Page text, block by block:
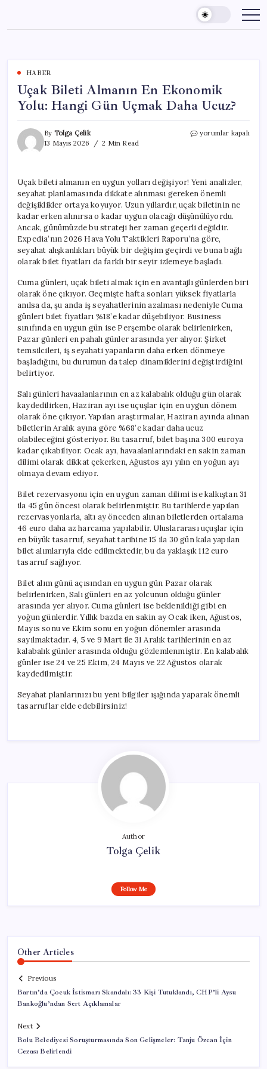
content
HABER
Uçak Bileti Almanın En Ekonomik
Yolu: Hangi Gün Uçmak Daha Ucuz?
By Tolga Çelik
13 Mayıs 2026
2 Min Read
Uçak
Yolu:
Hangi
Gün
Uçmak
Daha
Ucuz?
için
yorumlar kapalı
Uçak bileti almanın en uygun yolları değişiyor! Yeni analizler,
seyahat planlamasında dikkate alınması gereken önemli
değişiklikler ortaya koyuyor. Uzun yıllardır, uçak biletinin ne
kadar erken alınırsa o kadar uygun olacağı düşünülüyordu.
Ancak, günümüzde bu strateji her zaman geçerli değildir.
Expedia’nın 2026 Hava Yolu Taktikleri Raporu’na göre,
seyahat alışkanlıkları büyük bir değişim geçirdi ve buna bağlı
olarak bilet fiyatları da farklı bir seyir izlemeye başladı.
Cuma günleri, uçak bileti almak için en avantajlı günlerden biri
olarak öne çıkıyor. Geçmişte hafta sonları yüksek fiyatlarla
anılsa da, şu anda iş seyahatlerinin azalması nedeniyle Cuma
günleri bilet fiyatları %18’e kadar düşebiliyor. Business
sınıfında en uygun gün ise Perşembe olarak belirlenirken,
Pazar günleri en pahalı günler arasında yer alıyor. Şirket
temsilcileri, iş seyahati yapanların daha erken dönmeye
başladığını, bu durumun da talep dinamiklerini değiştirdiğini
belirtiyor.
Salı günleri havaalanlarının en az kalabalık olduğu gün olarak
kaydedilirken, Haziran ayı ise uçuşlar için en uygun dönem
olarak öne çıkıyor. Yapılan araştırmalar, Haziran ayında alınan
biletlerin Aralık ayına göre %68’e kadar daha ucuz
olabileceğini gösteriyor. Bu tasarruf, bilet başına 300 euroya
kadar çıkabiliyor. Ocak ayı, havaalanlarındaki en sakin zaman
dilimi olarak dikkat çekerken, Ağustos ayı yılın en yoğun ayı
olmaya devam ediyor.
Bilet rezervasyonu için en uygun zaman dilimi ise kalkıştan 31
ila 45 gün öncesi olarak belirlenmiştir. Bu tarihlerde yapılan
rezervasyonlarla, altı ay önceden alınan biletlerden ortalama
46 euro daha az harcama yapılabilir. Uluslararası uçuşlar için
en büyük tasarruf, seyahat tarihine 15 ila 30 gün kala yapılan
bilet alımlarıyla elde edilmektedir, bu da yaklaşık 112 euro
tasarruf sağlıyor.
Bilet alım günü açısından en uygun gün Pazar olarak
belirlenirken, Salı günleri en az yolcunun olduğu günler
arasında yer alıyor. Cuma günleri ise beklenildiği gibi en
yoğun günlerdir. Yıllık bazda en sakin ay Ocak iken, Ağustos,
Mayıs sonu ve Ekim sonu en yoğun dönemler arasında
sayılmaktadır. 4, 5 ve 9 Mart ile 31 Aralık tarihlerinin en az
kalabalık günler arasında olduğu gözlemlenmiştir. En kalabalık
günler ise 24 ve 25 Ekim, 24 Mayıs ve 22 Ağustos olarak
kaydedilmiştir.
Seyahat planlarınızı bu yeni bilgiler ışığında yaparak önemli
tasarruflar elde edebilirsiniz!
Author
Tolga Çelik
Follow Me
Other Articles
Previous
Bartın’da Çocuk İstismarı Skandalı: 33 Kişi Tutuklandı, CHP’li Aysu
Bankoğlu’ndan Sert Açıklamalar
Next
Bolu Belediyesi Soruşturmasında Son Gelişmeler: Tanju Özcan İçin
Cezası Belirlendi